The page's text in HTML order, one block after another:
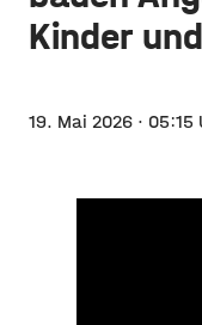
Kinder
19. Mai 2026 · 05:15